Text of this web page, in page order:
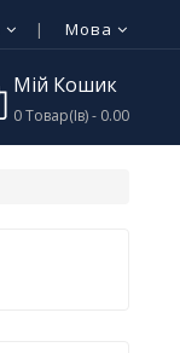
Мова
Мій Кошик
0 Товар(ів) - 0.00